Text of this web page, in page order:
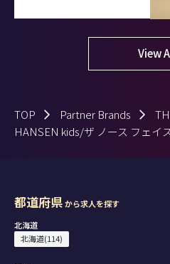
View
TOP Partner Brands
HANSEN kids/ザ ノース フェイ
都道府県から求人を探す
北海道
北海道(114)